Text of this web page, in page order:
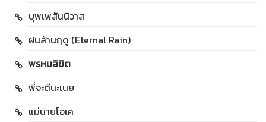
บุพเพสันนิวาส
ฝนล้านฤดู (Eternal Rain)
พรหมลิขิต
พี่จะตีนะเนย
แม่นายโอเค